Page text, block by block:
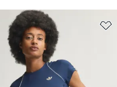
ストに追加